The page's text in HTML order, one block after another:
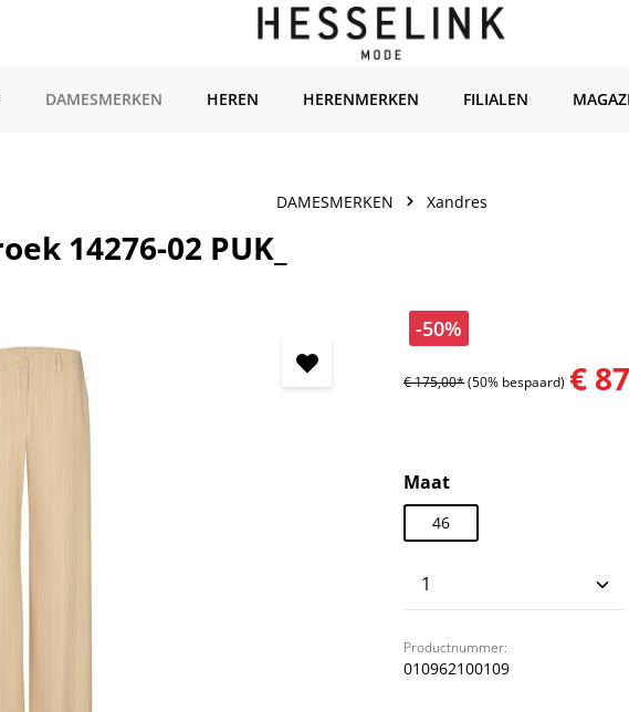
DAMESMERKEN HEREN HERENMERKEN FILIALEN
DAMESMERKEN Xandres
14276-02 PUK_
-50%
€ 175,00*(50% bespaard) €
Selecteer
Maat
46
Productnummer:
010962100109